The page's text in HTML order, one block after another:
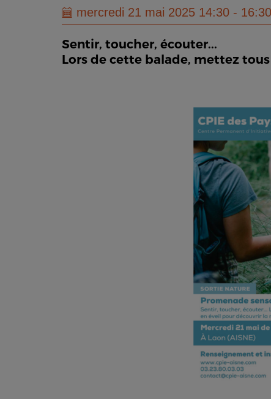
mercredi 21 mai 2025 14:30 - 16:30
Sentir, toucher, écouter...
Lors de cette balade, mettez